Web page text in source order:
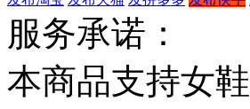
服务承诺：
本商品支持女